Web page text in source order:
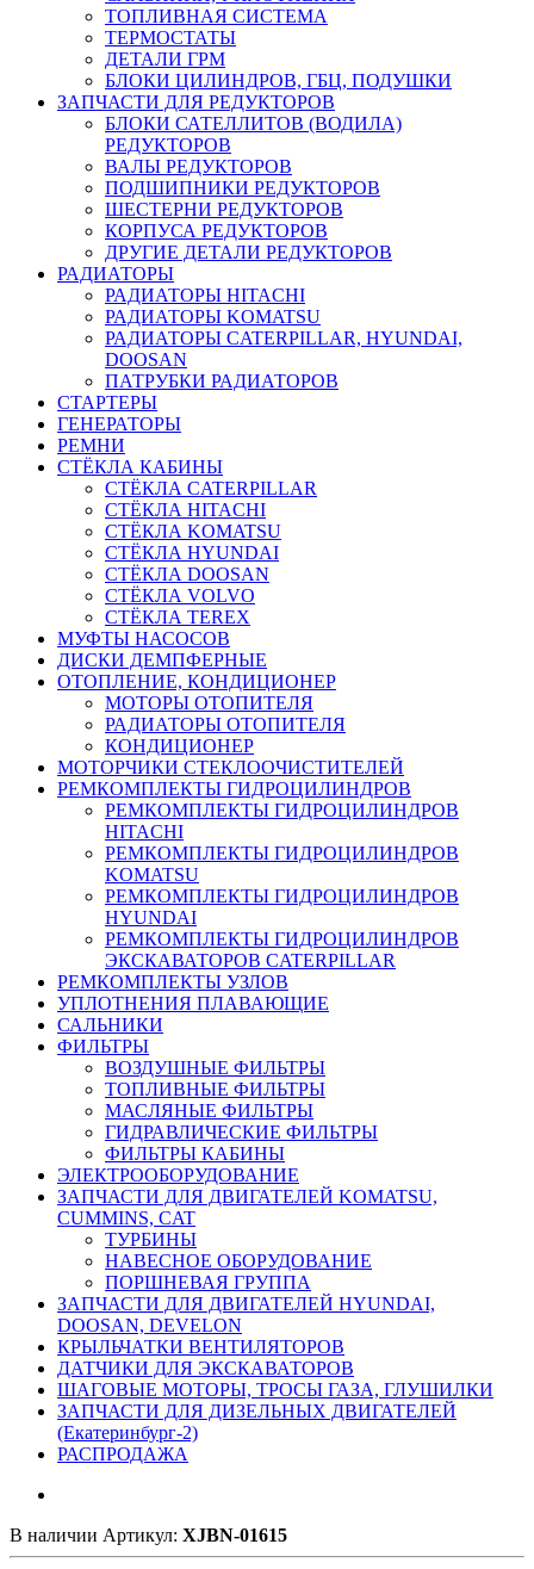
ТОПЛИВНАЯ СИСТЕМА
ТЕРМОСТАТЫ
ДЕТАЛИ ГРМ
БЛОКИ ЦИЛИНДРОВ, ГБЦ, ПОДУШКИ
ЗАПЧАСТИ ДЛЯ РЕДУКТОРОВ
БЛОКИ САТЕЛЛИТОВ (ВОДИЛА)
РЕДУКТОРОВ
ВАЛЫ РЕДУКТОРОВ
ПОДШИПНИКИ РЕДУКТОРОВ
ШЕСТЕРНИ РЕДУКТОРОВ
КОРПУСА РЕДУКТОРОВ
ДРУГИЕ ДЕТАЛИ РЕДУКТОРОВ
РАДИАТОРЫ
РАДИАТОРЫ HITACHI
РАДИАТОРЫ KOMATSU
РАДИАТОРЫ CATERPILLAR, HYUNDAI,
DOOSAN
ПАТРУБКИ РАДИАТОРОВ
СТАРТЕРЫ
ГЕНЕРАТОРЫ
РЕМНИ
СТЁКЛА КАБИНЫ
СТЁКЛА CATERPILLAR
СТЁКЛА HITACHI
СТЁКЛА KOMATSU
СТЁКЛА HYUNDAI
СТЁКЛА DOOSAN
СТЁКЛА VOLVO
СТЁКЛА TEREX
МУФТЫ НАСОСОВ
ДИСКИ ДЕМПФЕРНЫЕ
ОТОПЛЕНИЕ, КОНДИЦИОНЕР
МОТОРЫ ОТОПИТЕЛЯ
РАДИАТОРЫ ОТОПИТЕЛЯ
КОНДИЦИОНЕР
МОТОРЧИКИ СТЕКЛООЧИСТИТЕЛЕЙ
РЕМКОМПЛЕКТЫ ГИДРОЦИЛИНДРОВ
РЕМКОМПЛЕКТЫ ГИДРОЦИЛИНДРОВ
HITACHI
РЕМКОМПЛЕКТЫ ГИДРОЦИЛИНДРОВ
KOMATSU
РЕМКОМПЛЕКТЫ ГИДРОЦИЛИНДРОВ
HYUNDAI
РЕМКОМПЛЕКТЫ ГИДРОЦИЛИНДРОВ
ЭКСКАВАТОРОВ CATERPILLAR
РЕМКОМПЛЕКТЫ УЗЛОВ
УПЛОТНЕНИЯ ПЛАВАЮЩИЕ
САЛЬНИКИ
ФИЛЬТРЫ
ВОЗДУШНЫЕ ФИЛЬТРЫ
ТОПЛИВНЫЕ ФИЛЬТРЫ
МАСЛЯНЫЕ ФИЛЬТРЫ
ГИДРАВЛИЧЕСКИЕ ФИЛЬТРЫ
ФИЛЬТРЫ КАБИНЫ
ЭЛЕКТРООБОРУДОВАНИЕ
ЗАПЧАСТИ ДЛЯ ДВИГАТЕЛЕЙ KOMATSU,
CUMMINS, CAT
ТУРБИНЫ
НАВЕСНОЕ ОБОРУДОВАНИЕ
ПОРШНЕВАЯ ГРУППА
ЗАПЧАСТИ ДЛЯ ДВИГАТЕЛЕЙ HYUNDAI,
DOOSAN, DEVELON
КРЫЛЬЧАТКИ ВЕНТИЛЯТОРОВ
ДАТЧИКИ ДЛЯ ЭКСКАВАТОРОВ
ШАГОВЫЕ МОТОРЫ, ТРОСЫ ГАЗА, ГЛУШИЛКИ
ЗАПЧАСТИ ДЛЯ ДИЗЕЛЬНЫХ ДВИГАТЕЛЕЙ
(Екатеринбург-2)
РАСПРОДАЖА
В наличии Артикул: XJBN-01615